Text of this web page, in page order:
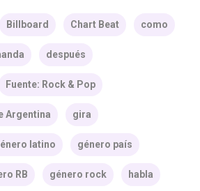
Billboard Chart Beat como
después
Fuente: Rock & Pop
Argentina gira
latino género país
RB género rock habla